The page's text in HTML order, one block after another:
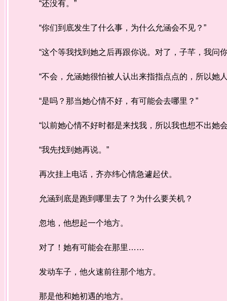
“还没有。”
“你们到底发生了什么事，为什么允涵会不见？”
“这个等我找到她之后再跟你说。对了，子芊，我问
“不会，允涵她很怕被人认出来指指点点的，所以她
“是吗？那当她心情不好，有可能会去哪里？”
“以前她心情不好时都是来找我，所以我也想不出她
“我先找到她再说。”
再次挂上电话，齐亦纬心情急遽起伏。
允涵到底是跑到哪里去了？为什么要关机？
忽地，他想起一个地方。
对了！她有可能会在那里……
发动车子，他火速前往那个地方。
那是他和她初遇的地方。